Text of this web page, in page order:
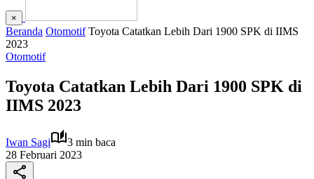
×
Beranda Otomotif Toyota Catatkan Lebih Dari 1900 SPK di IIMS
2023
Otomotif
Toyota Catatkan Lebih Dari 1900 SPK di
IIMS 2023
Iwan Sagi
3 min baca
28 Februari 2023